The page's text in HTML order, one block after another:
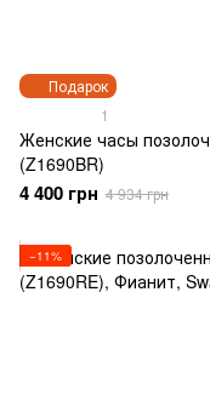
Подарок
1
Женские часы
(Z1690BR)
4 400 грн 4 934 грн
−11%